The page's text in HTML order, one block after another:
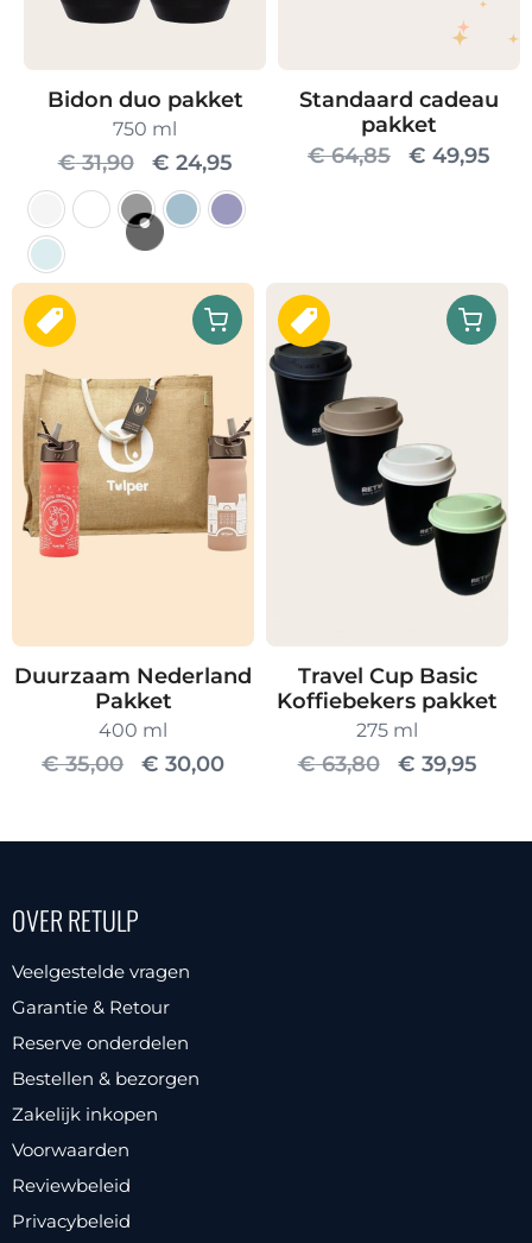
Bidon duo pakket
750 ml
€31,90
Oorspronkelijke
prijs
was:
€ 24,95Huidige
prijs
is:
product
meerdere
variaties.
Deze
optie
kan
gekozen
de
productpagina
Standaard cadeau
pakket
€64,85 € 49,95
Duurzaam Nederland
Pakket
400 ml
€35,00
Oorspronkelijke
€ 30,00Huidige
Travel Cup Basic
Koffiebekers pakket
275 ml
€63,80 € 39,95
OVER RETULP
Veelgestelde vragen
Garantie & Retour
Reserve onderdelen
Bestellen & bezorgen
Zakelijk inkopen
Voorwaarden
Reviewbeleid
Privacybeleid